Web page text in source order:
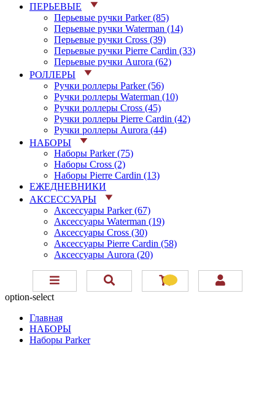
ПЕРЬЕВЫЕ
Перьевые ручки Parker (85)
Перьевые ручки Waterman (14)
Перьевые ручки Cross (39)
Перьевые ручки Pierre Cardin (33)
Перьевые ручки Aurora (62)
РОЛЛЕРЫ
Ручки роллеры Parker (56)
Ручки роллеры Waterman (10)
Ручки роллеры Cross (45)
Ручки роллеры Pierre Cardin (42)
Ручки роллеры Aurora (44)
НАБОРЫ
Наборы Parker (75)
Наборы Cross (2)
Наборы Pierre Cardin (13)
ЕЖЕДНЕВНИКИ
АКСЕССУАРЫ
Аксессуары Parker (67)
Аксессуары Waterman (19)
Аксессуары Cross (30)
Аксессуары Pierre Cardin (58)
Аксессуары Aurora (20)
option-select
Главная
НАБОРЫ
Наборы Parker